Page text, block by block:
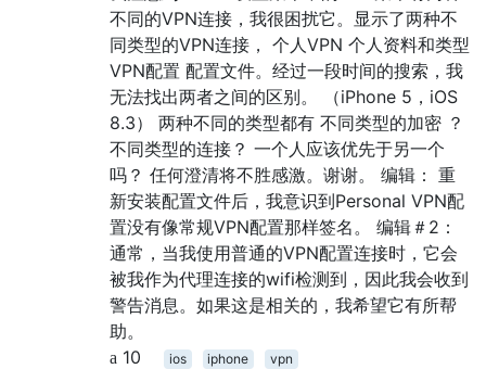
不同的VPN连接，我很困扰它。显示了两种不
同类型的VPN连接， 个人VPN 个人资料和类型
VPN配置 配置文件。经过一段时间的搜索，我
无法找出两者之间的区别。 （iPhone 5，iOS
8.3） 两种不同的类型都有 不同类型的加密 ？
不同类型的连接？ 一个人应该优先于另一个
吗？ 任何澄清将不胜感激。谢谢。 编辑： 重
新安装配置文件后，我意识到Personal VPN配
置没有像常规VPN配置那样签名。 编辑＃2：
通常，当我使用普通的VPN配置连接时，它会
被我作为代理连接的wifi检测到，因此我会收到
警告消息。如果这是相关的，我希望它有所帮
助。
10
ios iphone vpn